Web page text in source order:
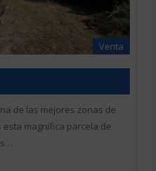
Venta
de las mejores zonas de
esta magnífica parcela de